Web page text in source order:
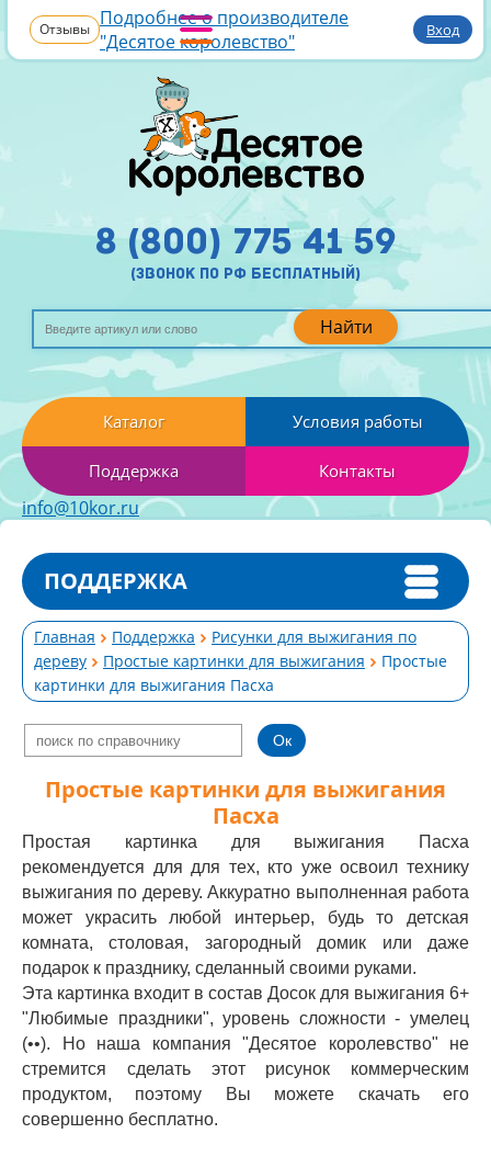
Отзывы Подробнее о производителе
"Десятое королевство"
Вход
Найти
8 (800) 775 41 59
(звонок по рф бесплатный)
Каталог Условия работы
Поддержка Контакты
info@10kor.ru
ПОДДЕРЖКА
Главная Поддержка
Рисунки для выжигания по
дереву
Простые картинки для выжигания
Простые
картинки для выжигания Пасха
Простые картинки для выжигания
Пасха
Простая картинка для выжигания Пасха
рекомендуется для для тех, кто уже освоил технику
выжигания по дереву. Аккуратно выполненная работа
может украсить любой интерьер, будь то детская
комната, столовая, загородный домик или даже
подарок к празднику, сделанный своими руками.
Эта картинка входит в состав Досок для выжигания 6+
"Любимые праздники", уровень сложности - умелец
(••). Но наша компания "Десятое королевство" не
стремится сделать этот рисунок коммерческим
продуктом, поэтому Вы можете скачать его
совершенно бесплатно.